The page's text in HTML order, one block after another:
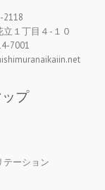
2118
立１丁目４-１０
7001
プ
テーション